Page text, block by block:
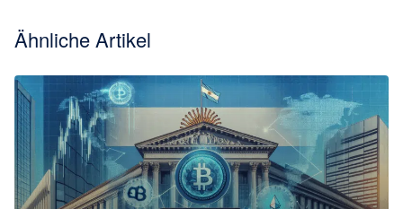
Ähnliche Artikel